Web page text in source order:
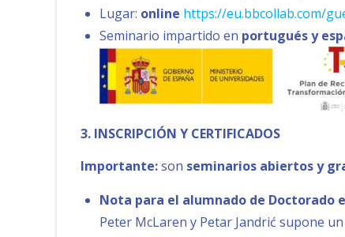
Lugar: online https://eu.bbcollab.com/
Seminario impartido en portugués y
3. INSCRIPCIÓN Y CERTIFICADOS
Importante:son seminarios abiertos y
Nota para el alumnado de Doctorado
Peter McLaren y Petar Jandrić supone